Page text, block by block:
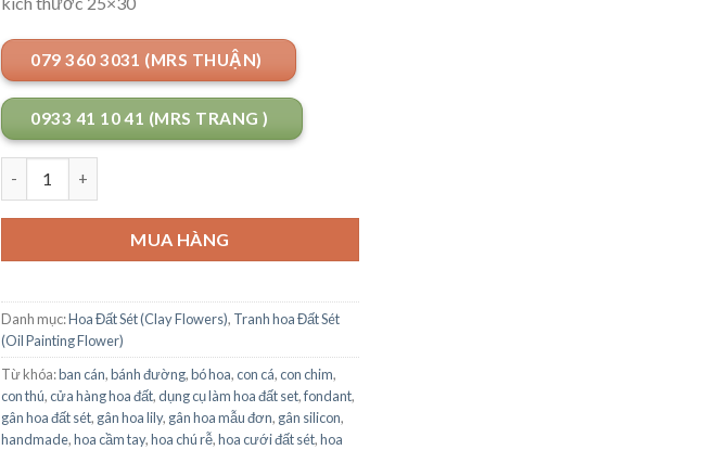
079 360 3031 (MRS THUẬN)
0933 41 10 41 (MRS TRANG )
MUA HÀNG
Danh mục:Hoa Đất Sét (Clay Flowers), Tranh hoa Đất Sét
(Oil Painting Flower)
Từ khóa:ban cán,bánh đường,bó hoa,con cá,con chim,
con thú,cửa hàng hoa đất,dụng cụ làm hoa đất set,fondant,
gân hoa đất sét, gân hoa lily, gân hoa mẫu đơn, gân silicon,
handmade,hoa cầm tay,hoa chú rễ,hoa cưới đất sét,hoa